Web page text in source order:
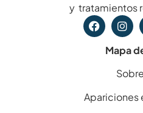
y tratamientos
Mapa
Apariciones